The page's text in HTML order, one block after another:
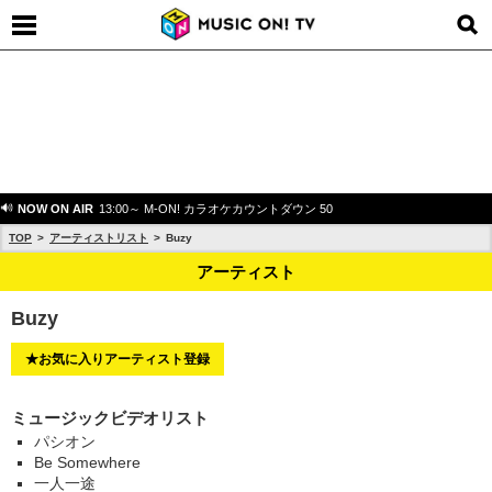
NOW ON AIR 13:00～ M-ON! カラオケカウントダウン 50
TOP アーティストリスト Buzy
アーティスト
Buzy
★お気に入りアーティスト登録
ミュージックビデオリスト
パシオン
Be Somewhere
一人一途